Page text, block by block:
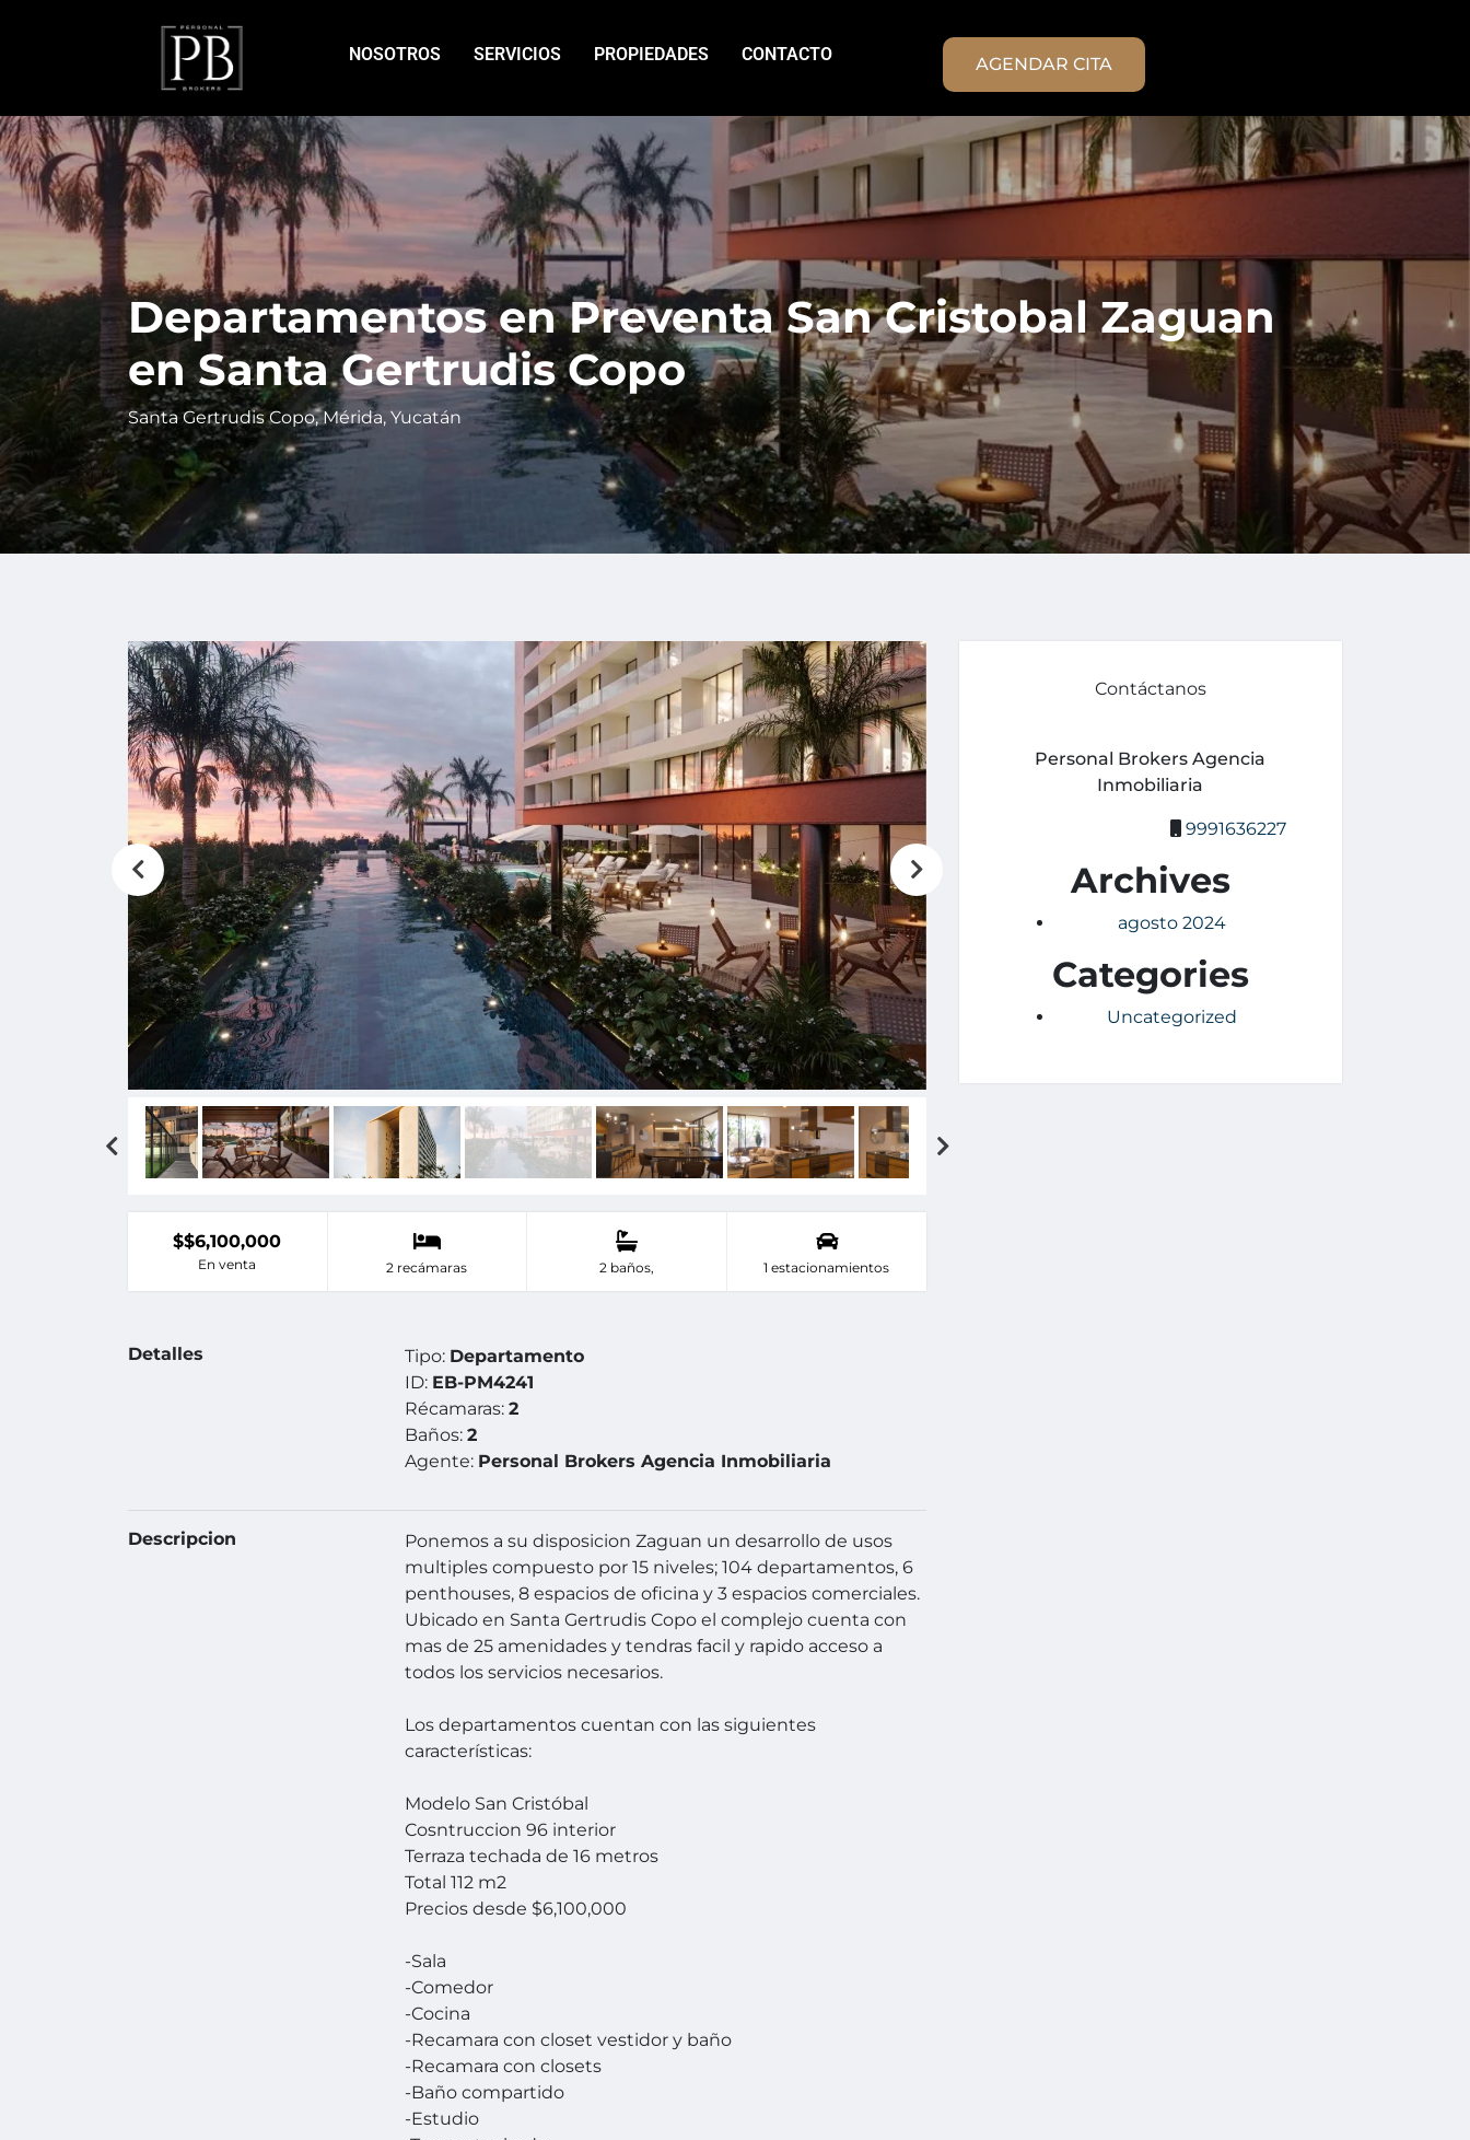
NOSOTROS SERVICIOS PROPIEDADES CONTACTO AGENDAR CITA
Departamentos en Preventa San Cristobal Zaguan
en Santa Gertrudis Copo
Santa Gertrudis Copo, Mérida, Yucatán
$$6,100,000
En venta 2 recámaras 2 baños, 1 estacionamientos
Detalles Tipo: Departamento
ID: EB-PM4241
Récamaras:2
Baños:2
Agente: Personal Brokers Agencia Inmobiliaria
Descripcion
Ponemos a su disposicion Zaguan un desarrollo de usos
multiples compuesto por 15 niveles; 104 departamentos, 6
penthouses, 8 espacios de oficina y 3 espacios comerciales.
Ubicado en Santa Gertrudis Copo el complejo cuenta con
mas de 25 amenidades y tendras facil y rapido acceso a
todos los servicios necesarios.
Los departamentos cuentan con las siguientes
características:
Modelo San Cristóbal
Cosntruccion 96 interior
Terraza techada de 16 metros
Total 112 m2
Precios desde $6,100,000
-Sala
-Comedor
-Cocina
-Recamara con closet vestidor y baño
-Recamara con closets
-Baño compartido
-Estudio
Contáctanos
Personal Brokers Agencia
Inmobiliaria
9991636227
Archives
agosto 2024
Categories
Uncategorized